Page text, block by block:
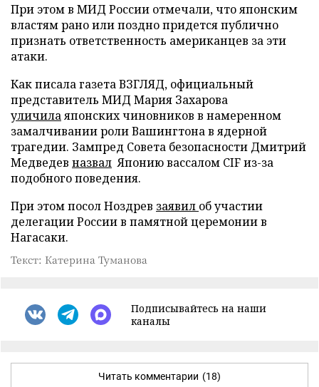
При этом в МИД России отмечали, что японским
властям рано или поздно придется публично
признать ответственность американцев за эти
атаки.
Как писала газета ВЗГЛЯД, официальный
представитель МИД Мария Захарова
уличилаяпонских чиновников в намеренном
замалчивании роли Вашингтона в ядерной
трагедии. Зампред Совета безопасности Дмитрий
Медведев назвал Японию вассалом CIF из-за
подобного поведения.
При этом посол Ноздрев заявил об участии
делегации России в памятной церемонии в
Нагасаки.
Текст: Катерина Туманова
Подписывайтесь на наши
каналы
Читать комментарии (18)